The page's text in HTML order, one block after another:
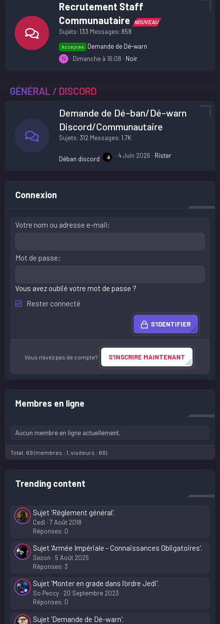
Recrutement Staff
Communautaire
NOUVEAU
Sujets 133 Messages 858
Acceptée Demande de Dé-warn
N Dimanche à 16:08 Noir
GÉNÉRAL / DISCORD
Demande de Dé-ban/Dé-warn
Discord/Communautaire
Sujets 312 Messages 1.7K
Déban discord 4 Juin 2026 Rister
Connexion
Votre nom ou adresse e-mail
Mot de passe
Vous avez oublié votre mot de passe ?
Rester connecté
S'IDENTIFIER
Vous n'avez pas de compte? S'INSCRIRE MAINTENANT
Membres en ligne
Aucun membre en ligne actuellement.
Total: 69 (membres : 1, visiteurs : 68)
Trending content
Sujet 'Règlement général'.
Cedi
7 Août 2018
Réponses: 0
Sujet 'Armée Impériale - Connaissances Obligatoires'.
Sezon
5 Août 2025
Réponses: 3
Sujet 'Monter en grade dans l'ordre Jedi'.
So Peccy
20 Septembre 2023
Réponses: 0
Sujet 'Demande de Dé-warn'.